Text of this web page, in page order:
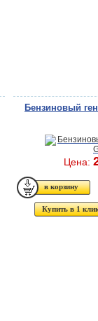
Бензиновый
Цена:
Купить в 1